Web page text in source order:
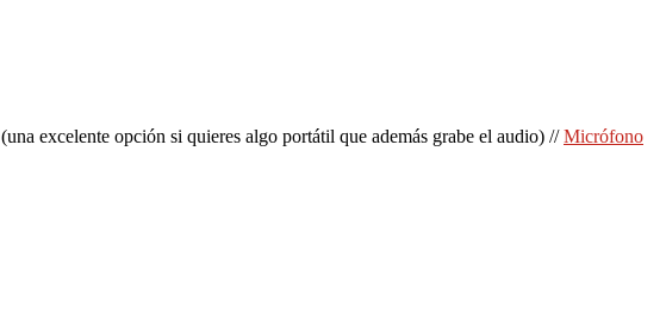
(una excelente opción si quieres algo portátil que además grabe el audio) //Micrófono